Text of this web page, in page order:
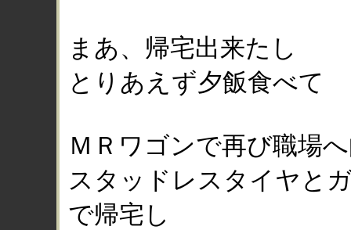
まあ、帰宅出来たし
とりあえず夕飯食べて
ＭＲワゴンで再び職場
スタッドレスタイヤと
で帰宅し